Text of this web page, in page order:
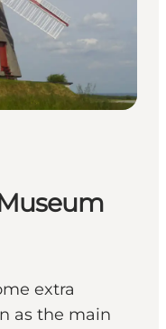
extra
as the main